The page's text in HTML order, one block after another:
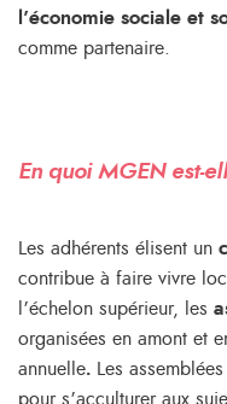
l’économie sociale et
comme partenaire.
En quoi MGEN est-
Les adhérents élisent un
contribue à faire vivre
l’échelon supérieur, les
organisées en amont et
annuelle. Les
pour s’acculturer aux